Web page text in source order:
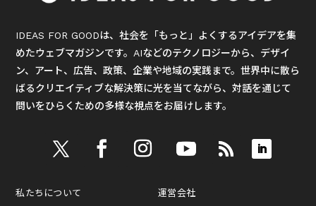
IDEAS FOR GOODは、社会を「もっと」よくするアイデアを集
めたウェブマガジンです。AIなどのテクノロジーから、デザイ
ン、アート、広告、政策、企業や地域の実践まで。世界中に散ら
ばるクリエイティブな解決策に光を当てながら、対話を通じて
問いをひらくための多様な視点をお届けします。
私たちについて 運営会社